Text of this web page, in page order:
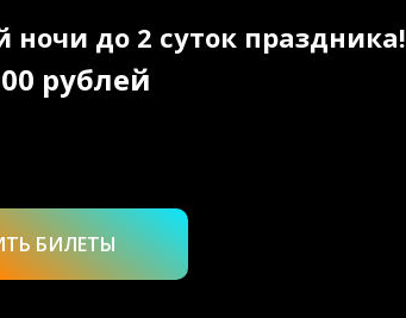
до 2 суток праздника!
рублей
БИЛЕТЫ